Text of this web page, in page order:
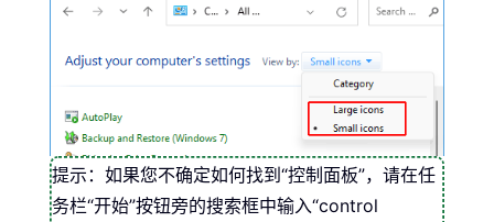
提示：如果您不确定如何找到“控制面板”，请在任
务栏“开始”按钮旁的搜索框中输入“control